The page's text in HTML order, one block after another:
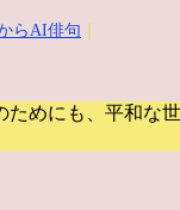
らAI俳句
ためにも、平和な